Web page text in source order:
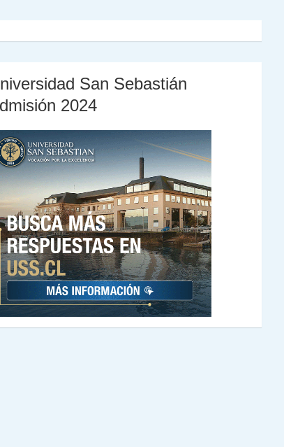
San Sebastián
2024